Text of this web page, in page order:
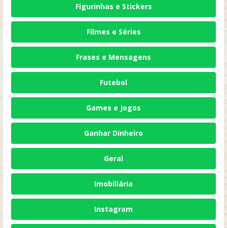
Figurinhas e Stickers
Filmes e Séries
Frases e Mensagens
Futebol
Games e Jogos
Ganhar Dinheiro
Geral
Imobiliária
Instagram